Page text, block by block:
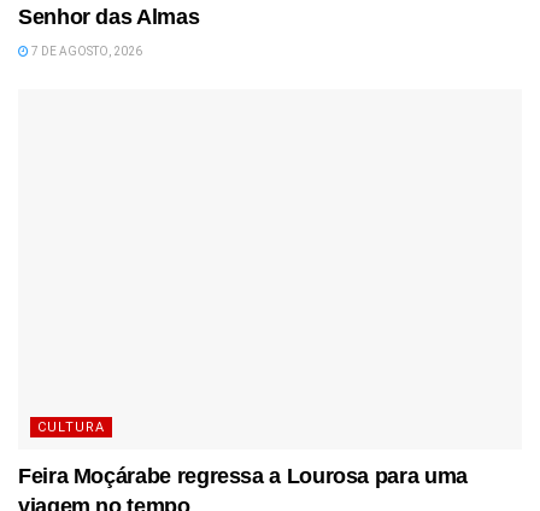
Senhor das Almas
7 DE AGOSTO, 2026
CULTURA
Feira Moçárabe regressa a Lourosa para uma
viagem no tempo